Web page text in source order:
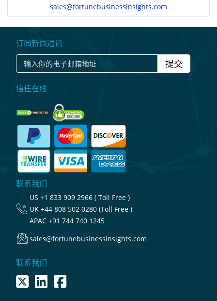
sales@fortunebusinessinsights.com
订阅新闻通讯
提交
信任在线
联系我们
US +1 833 909 2966 ( Toll Free )
UK +44 808 502 0280 (Toll Free )
APAC +91 744 740 1245
sales@fortunebusinessinsights.com
联系我们